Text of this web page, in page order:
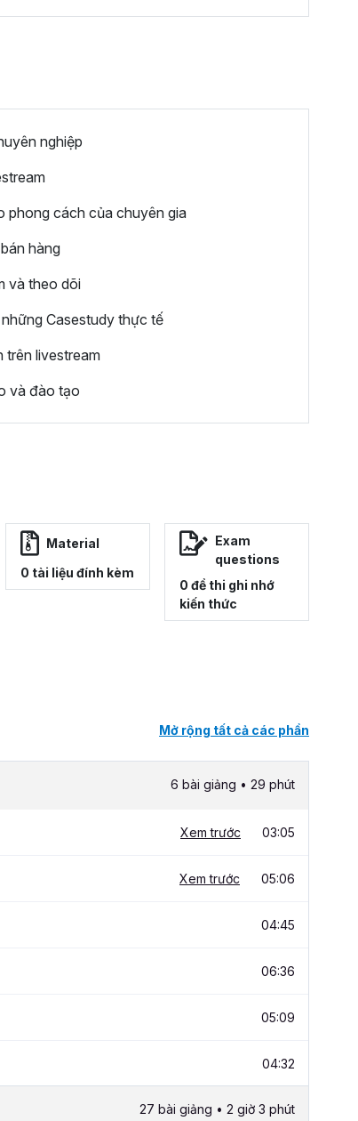
nghiệp
phong cách của chuyên gia
hàng
và theo dõi
Casestudy thực tế
trên livestream
và đào tạo
Material
0 tài liệu đính kèm
Exam
questions
0 đề thi ghi nhớ
kiến thức
Mở rộng tất cả các phần
6 bài giảng • 29 phút
Xem trước 03:05
Xem trước 05:06
04:45
06:36
05:09
04:32
27 bài giảng • 2 giờ 3 phút